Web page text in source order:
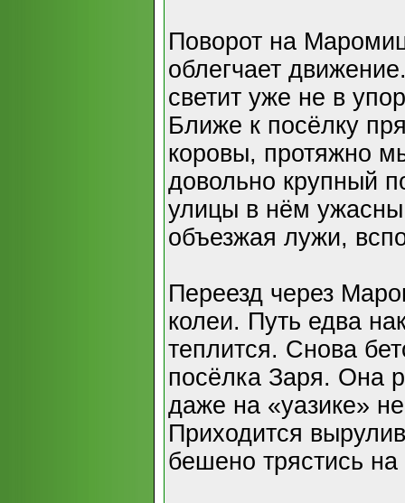
Поворот на
облегчает
светит уже не в
Ближе к посёлку
коровы, протяжно
довольно крупный
улицы в нём
объезжая лужи,
Переезд через
колеи. Путь едва
теплится. Снова
посёлка Заря. Она
даже на «уазике»
Приходится
бешено трястись